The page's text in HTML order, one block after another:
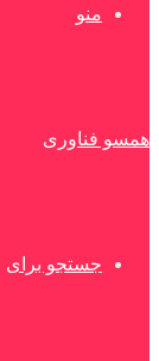
منو
همسو فناوری
جستجو برای